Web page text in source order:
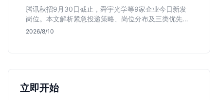
腾讯秋招9月30日截止，舜宇光学等9家企业今日新发
岗位。本文解析紧急投递策略、岗位分布及三类优先人
群，助你快速决策。
2026/8/10
立即开始